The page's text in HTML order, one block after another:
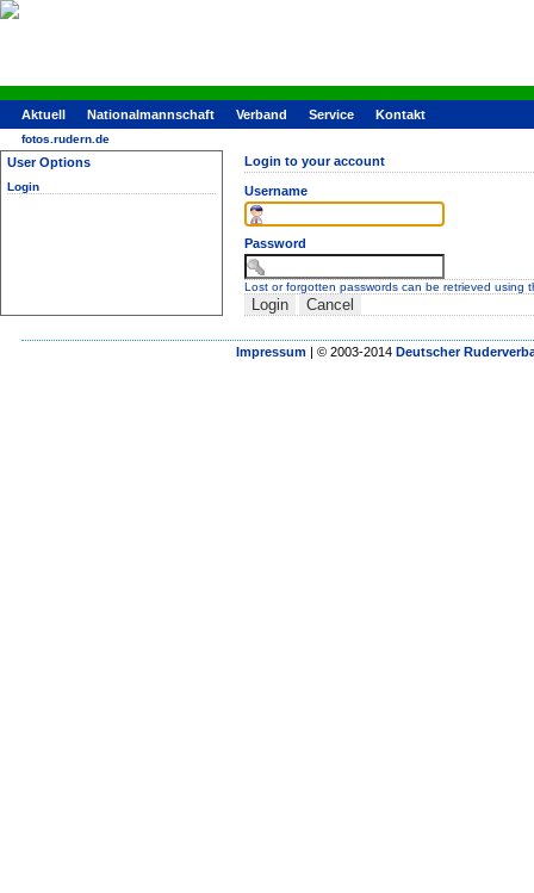
Aktuell Nationalmannschaft Verband Service Kontakt
fotos.rudern.de
User Options
Login
Login to your account
Username
Password
Lost or forgotten passwords can be retrieved using
Impressum | © 2003-2014 Deutscher